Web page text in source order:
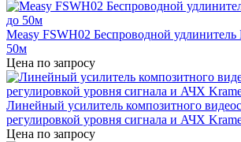
Measy FSWH02 Беспроводной
50м
Цена по запросу
Линейный усилитель композитного
регулировкой уровня сигнала и АЧХ
Цена по запросу